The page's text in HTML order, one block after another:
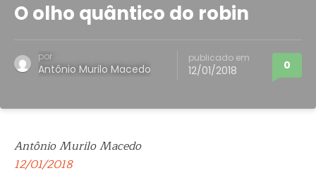
O olho quântico do robin
por
Antônio Murilo Macedo
publicado em
12/01/2018 0
Antônio Murilo Macedo
12/01/2018